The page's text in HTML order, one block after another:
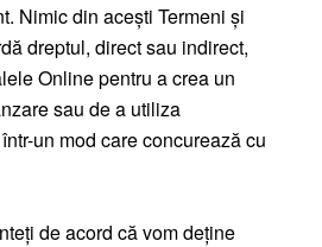
Nimic din acești Termeni și
dreptul, direct sau indirect,
Online pentru a crea un
sau de a utiliza
un mod care concurează cu
de acord că vom deține